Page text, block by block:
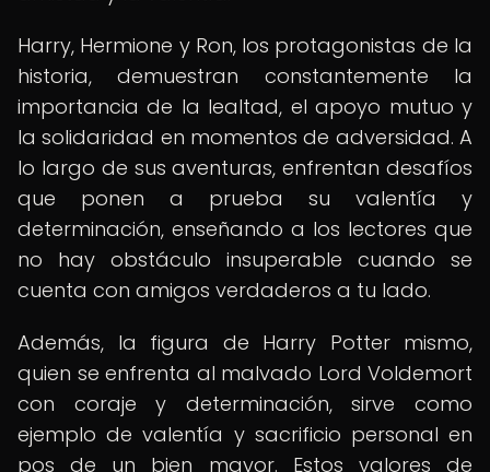
Harry, Hermione y Ron, los protagonistas de la
historia, demuestran constantemente la
importancia de la lealtad, el apoyo mutuo y
la solidaridad en momentos de adversidad. A
lo largo de sus aventuras, enfrentan desafíos
que ponen a prueba su valentía y
determinación, enseñando a los lectores que
no hay obstáculo insuperable cuando se
cuenta con amigos verdaderos a tu lado.
Además, la figura de Harry Potter mismo,
quien se enfrenta al malvado Lord Voldemort
con coraje y determinación, sirve como
ejemplo de valentía y sacrificio personal en
pos de un bien mayor. Estos valores de